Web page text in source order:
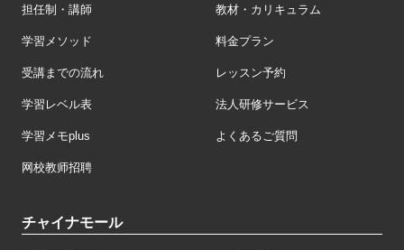
担任制・講師 教材・カリキュラム
学習メソッド 料金プラン
受講までの流れ レッスン予約
学習レベル表 法人研修サービス
学習メモplus よくあるご質問
网校教师招聘
チャイナモール